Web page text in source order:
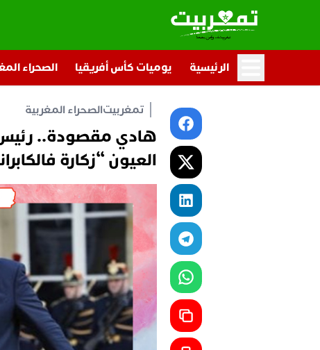
الرئيسية يوميات كأس أفريقيا الصحراء
تمغربيتالصحراء المغربية
هادي مقصودة..
العيون “زكارة